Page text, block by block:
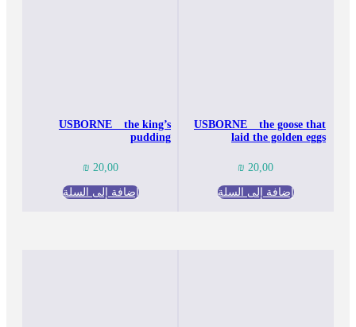
USBORNE _ the goose that
laid the golden eggs
20,00
₪
إضافة إلى السلة
USBORNE _ the king’s
pudding
20,00
₪
إضافة إلى السلة